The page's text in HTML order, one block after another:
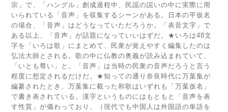
宗」で、「ハングル」創成過程中、民謡の謡いの中に実際に用
いられている「音声」を収集するシーンがある。日本の平仮名
の場合、「音声」はどうなっていただろうか。「表音文字」で
ある以上、「音声」が話題になっていいはずだ。★いろは48文
字を「いろは歌」にまとめて、民衆が覚えやすく編集したのは
弘法大師とされる。歌の中に仏教の奥義が読み込まれていて、
「いとも尊い」と。「音声」は当時の民衆の音声だろうと言う
程度に想定されるだけだ。★知っての通り奈良時代に万葉集が
編纂されたとき、万葉集に載った和歌はいずれも「万葉仮名」
で書き表されている。漢字というものにはもともと「音声を表
す性質」が備わっており、（現代でも中国人は外国語の単語を